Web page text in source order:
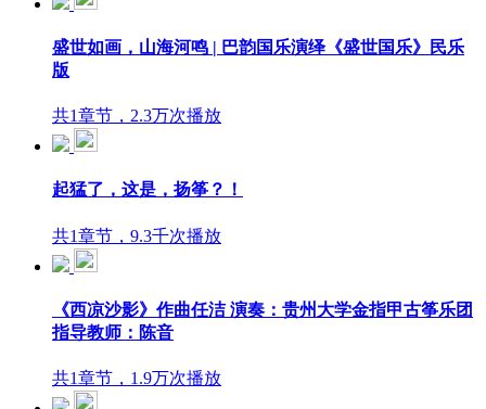
盛世如画，山海河鸣 | 巴韵国乐演绎《盛世国乐》民乐
版
共1章节，2.3万次播放
起猛了，这是，扬筝？！
共1章节，9.3千次播放
《西凉沙影》作曲任洁 演奏：贵州大学金指甲古筝乐团
指导教师：陈音
共1章节，1.9万次播放